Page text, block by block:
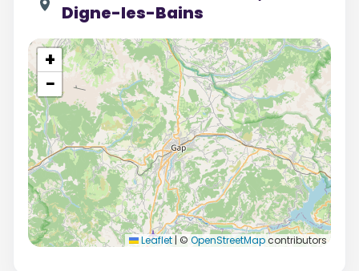
Digne-les-Bains
+
−
Leaflet | © OpenStreetMapcontributors